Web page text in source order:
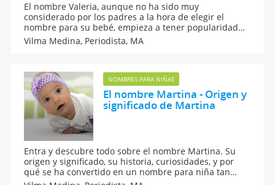
El nombre Valeria, aunque no ha sido muy
considerado por los padres a la hora de elegir el
nombre para su bebé, empieza a tener popularidad
en los últimos años. Entra y conoce todo sobre este
bonito nombre, su significado, su origen, y todas las
Vilma Medina, Periodista, MA
NOMBRES PARA NIÑAS
El nombre Martina - Origen y
significado de Martina
Entra y descubre todo sobre el nombre Martina. Su
origen y significado, su historia, curiosidades, y por
qué se ha convertido en un nombre para niña tan
popular y de moda. En Guiainfantil.com te contamos